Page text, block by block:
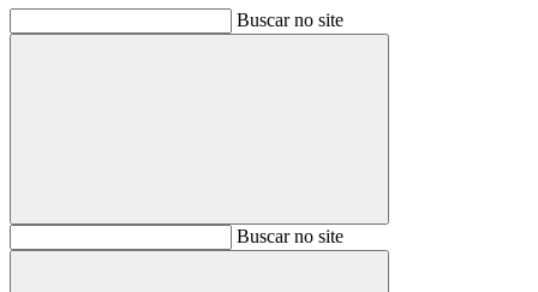
Buscar no site
BuscarBuscar no site